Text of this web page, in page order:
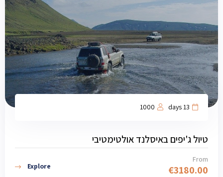
13 days
1000
טיול ג'יפים באיסלנד אולטימטיבי
From
€3180.00
Explore